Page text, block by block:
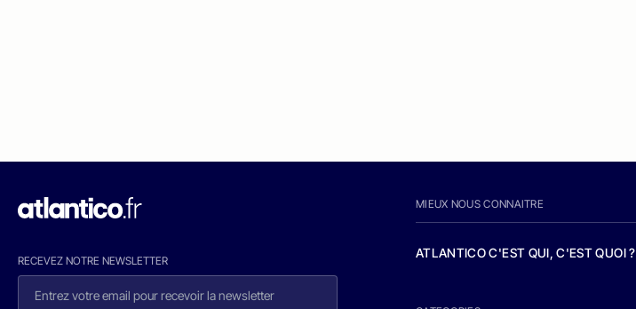
RECEVEZ NOTRE NEWSLETTER
MIEUX NOUS CONNAITRE
ATLANTICO C'EST QUI, C'EST QUOI ?